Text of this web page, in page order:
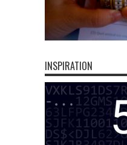
INSPIRATION